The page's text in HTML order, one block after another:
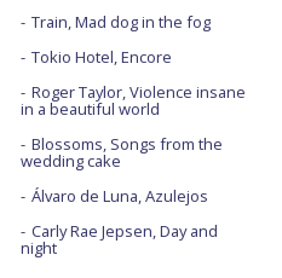
Train, Mad dog in the fog
Tokio Hotel, Encore
Roger Taylor, Violence insane
in a beautiful world
Blossoms, Songs from the
wedding cake
Álvaro de Luna, Azulejos
Carly Rae Jepsen, Day and
night